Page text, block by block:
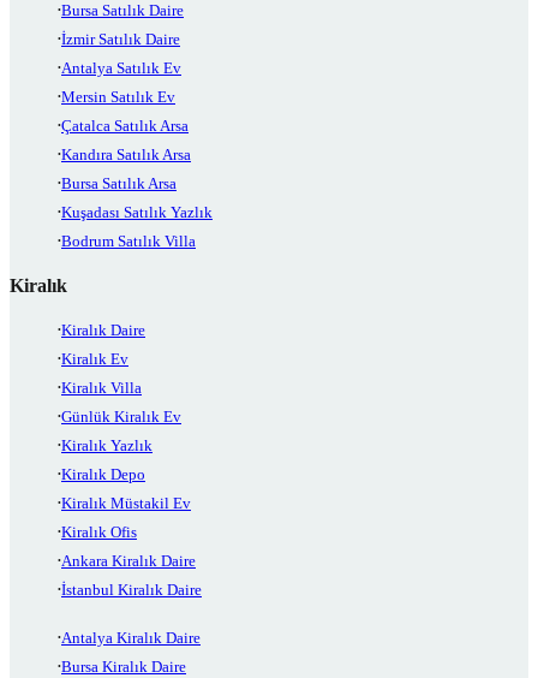
Bursa Satılık Daire
İzmir Satılık Daire
Antalya Satılık Ev
Mersin Satılık Ev
Çatalca Satılık Arsa
Kandıra Satılık Arsa
Bursa Satılık Arsa
Kuşadası Satılık Yazlık
Bodrum Satılık Villa
Kiralık
Kiralık Daire
Kiralık Ev
Kiralık Villa
Günlük Kiralık Ev
Kiralık Yazlık
Kiralık Depo
Kiralık Müstakil Ev
Kiralık Ofis
Ankara Kiralık Daire
İstanbul Kiralık Daire
Antalya Kiralık Daire
Bursa Kiralık Daire